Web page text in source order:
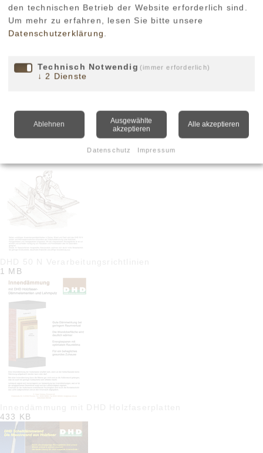
Herstellverfahren Holzweichfaserplatten
1 MB
433 KB
den technischen Betrieb der Website erforderlich sind.
Um mehr zu erfahren, lesen Sie bitte unsere
Datenschutzerklärung.
Technisch Notwendig (immer erforderlich)
↓ 2 Dienste
Ablehnen
Ausgewählte
akzeptieren
Alle akzeptieren
Datenschutz Impressum